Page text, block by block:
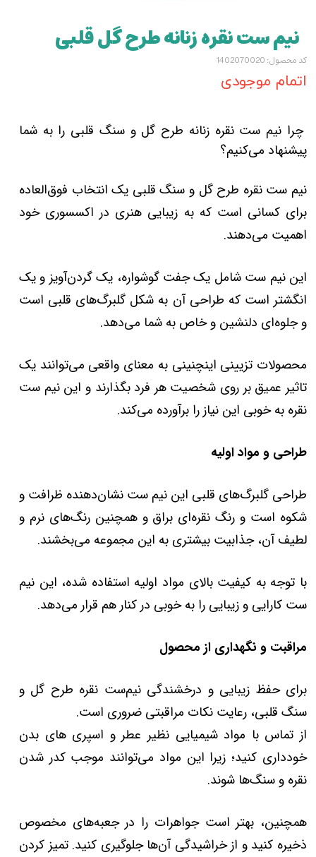
نیم ست نقره زنانه طرح گل قلبی
کد محصول: 1402070020
اتمام موجودی
چرا نیم ست نقره زنانه طرح گل و سنگ قلبی را به شما
پیشنهاد می‌کنیم؟
نیم ست نقره طرح گل و سنگ قلبی یک انتخاب فوق‌العاده
برای کسانی است که به زیبایی هنری در اکسسوری خود
اهمیت می‌دهند.
این نیم ست شامل یک جفت گوشواره، یک گردن‌آویز و یک
انگشتر است که طراحی آن به شکل گلبرگ‌های قلبی است
و جلوه‌ای دلنشین و خاص به شما می‌دهد.
محصولات تزیینی اینچنینی به معنای واقعی می‌توانند یک
تاثیر عمیق بر روی شخصیت هر فرد بگذارند و این نیم ست
نقره به خوبی این نیاز را برآورده می‌کند.
طراحی و مواد اولیه
طراحی گلبرگ‌های قلبی این نیم ست نشان‌دهنده ظرافت و
شکوه است و رنگ نقره‌ای براق و همچنین رنگ‌های نرم و
لطیف آن، جذابیت بیشتری به این مجموعه می‌بخشند.
با توجه به کیفیت بالای مواد اولیه استفاده شده، این نیم
ست کارایی و زیبایی را به خوبی در کنار هم قرار می‌دهد.
مراقبت و نگهداری از محصول
برای حفظ زیبایی و درخشندگی نیم‌ست نقره طرح گل و
سنگ قلبی، رعایت نکات مراقبتی ضروری است.
از تماس با مواد شیمیایی نظیر عطر و اسپری‌ های بدن
خودداری کنید؛ زیرا این مواد می‌توانند موجب کدر شدن
نقره و سنگ‌ها شوند.
همچنین، بهتر است جواهرات را در جعبه‌های مخصوص
ذخیره کنید و از خراشیدگی آن‌ها جلوگیری کنید. تمیز کردن